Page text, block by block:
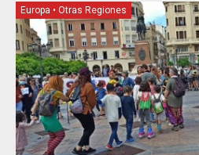
Europa • Otras Regiones